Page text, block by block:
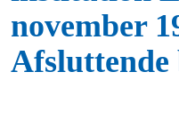
november
Afsluttende